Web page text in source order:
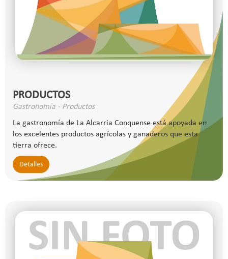
PRODUCTOS
Gastronomía - Productos
La gastronomía de La Alcarria Conquense está apoyada en
los excelentes productos agrícolas y ganaderos que esta
tierra ofrece.
Detalles